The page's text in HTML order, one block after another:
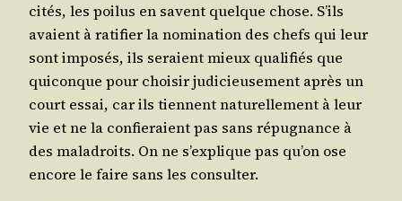
ci­tés, les poi­lus en savent quelque chose. S’ils
avaient à rati­fier la nomi­na­tion des chefs qui leur
sont impo­sés, ils seraient mieux qua­li­fiés que
qui­conque pour choi­sir judi­cieu­se­ment après un
court essai, car ils tiennent natu­rel­le­ment à leur
vie et ne la confie­raient pas sans répu­gnance à
des mal­adroits. On ne s’explique pas qu’on ose
encore le faire sans les consulter.